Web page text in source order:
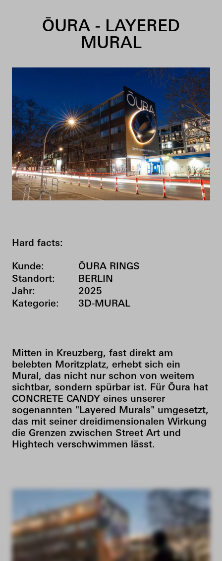
ŌURA - LAYERED
MURAL
Hard facts:
Kunde:
ŌURA RINGS
Standort:
BERLIN
Jahr:
2025
Kategorie:
3D-MURAL
Mitten in Kreuzberg, fast direkt am
belebten Moritzplatz, erhebt sich ein
Mural, das nicht nur schon von weitem
sichtbar, sondern spürbar ist. Für Ōura hat
CONCRETE CANDY eines unserer
sogenannten "Layered Murals" umgesetzt,
das mit seiner dreidimensionalen Wirkung
die Grenzen zwischen Street Art und
Hightech verschwimmen lässt.